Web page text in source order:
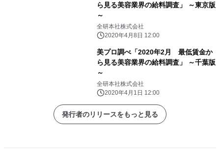
ら見る美容業界の給料調査」 ～東京版
～
全研本社株式会社
2020年4月8日 12:00
美プロ調べ「2020年2月 最低賃金か
ら見る美容業界の給料調査」 ～千葉版
～
全研本社株式会社
2020年4月1日 12:00
発行者のリリースをもっと見る